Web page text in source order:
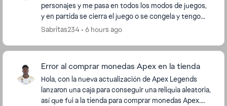
personajes y me pasa en todos los modos de juegos,
y en partida se cierra el juego o se congela y tengo
que cerrar el juego para poderlo soluciona...
Sabritas234 6 hours ago
Error al comprar monedas Apex en la tienda
Hola, con la nueva actualización de Apex Legends
lanzaron una caja para conseguir una reliquia aleatoria,
así que fui a la tienda para comprar monedas Apex.